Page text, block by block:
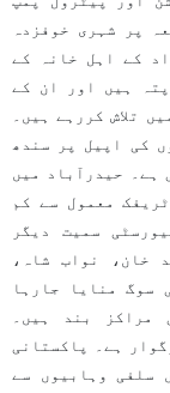
پر شہری خوفزدہ
کے اہل خانہ کے
ہیں اور ان کے
تلاش کررہے ہیں۔
کی اپیل پر سندھ
ہے۔ حیدرآباد میں
معمول سے کم
سمیت دیگر
خان، نواب شاہ،
سوگ منایا جارہا
مراکز بند ہیں۔
ہے۔ پاکستانی
سلفی وہابیوں سے